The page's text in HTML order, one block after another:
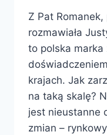
Z Pat
rozmawiała
to polska marka
krajach. Jak
na taką skalę?
jest nieustanne
zmian –